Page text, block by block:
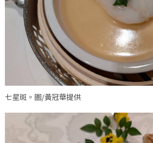
七星斑。圖/黃冠華提供